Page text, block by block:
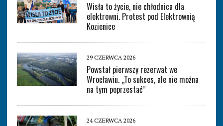
Wisła to życie, nie chłodnica dla
elektrowni. Protest pod Elektrownią
Kozienice
29 CZERWCA 2026
Powstał pierwszy rezerwat we
Wrocławiu. „To sukces, ale nie można
na tym poprzestać”
24 CZERWCA 2026